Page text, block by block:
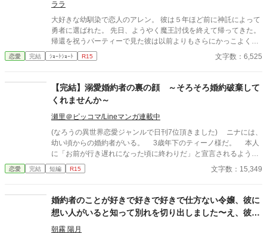
ララ
大好きな幼馴染で恋人のアレン。 彼は５年ほど前に神託によって
勇者に選ばれた。 先日、ようやく魔王討伐を終えて帰ってきた。
帰還を祝うパーティーで見た彼は以前よりもさらにかっこよく、
魅力的になっていた。 ずっと待ってた。 帰ってくるって言った言
葉を信じて。 あの日のプロポーズを信じて。 でも帰ってきた彼か
恋の話で大盛り上がり。 なんで‥‥どうして？
恋愛 完結 ｼｮｰﾄｼｮｰﾄ R15 文字数：6,525
【完結】溺愛婚約者の裏の顔 ～そろそろ婚約破棄して
くれませんか～
瀬里＠ピッコマ/Lineマンガ連載中
(なろうの異世界恋愛ジャンルで日刊7位頂きました) ニナには、
幼い頃からの婚約者がいる。 3歳年下のティーノ様だ。 本人
に「お前が行き遅れになった頃に終わりだ」と宣言されるよう
な、典型的な「婚約破棄前提の格差婚約」だ。 行き遅れになる
前に何とか婚約破棄できないかと頑張ってはみるが、うまくいか
なら、現在１６歳のティーノ様は、匂いたつような色香と初々し
さとを併せ持つ、美青年へと成長してしまったのだ。おまけに人
前では、誰もがうらやむような溺愛ぶりだ。それが偽物だったと
しても、こんな風に夢を見させてもらえる体験なんて、そうそう
恋愛 完結 短編 R15 文字数：15,349
婚約者のことが好きで好きで好きで仕方ない令嬢、彼に
想い人がいると知って別れを切り出しました〜え、彼が
本当に好きだったのは私なんですか！？〜
朝霧 陽月